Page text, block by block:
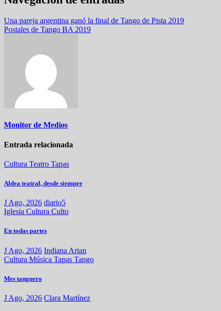
Una pareja argentina ganó la final de Tango de Pista 2019
Postales de Tango BA 2019
Monitor de Medios
Entrada relacionada
Cultura Teatro Tapas
Aldea teatral, desde siempre
J Ago, 2026 diario5
Iglesia Cultura Culto
En todas partes
J Ago, 2026 Indiana Artan
Cultura Música Tapas Tango
Mes tanguero
J Ago, 2026 Clara Martínez